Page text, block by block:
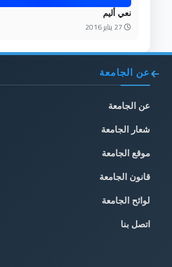
نعي أليم
عن الجامعة
عن الجامعة
شعار الجامعة
موقع الجامعة
قانون الجامعة
لوائح الجامعة
اتصل بنا